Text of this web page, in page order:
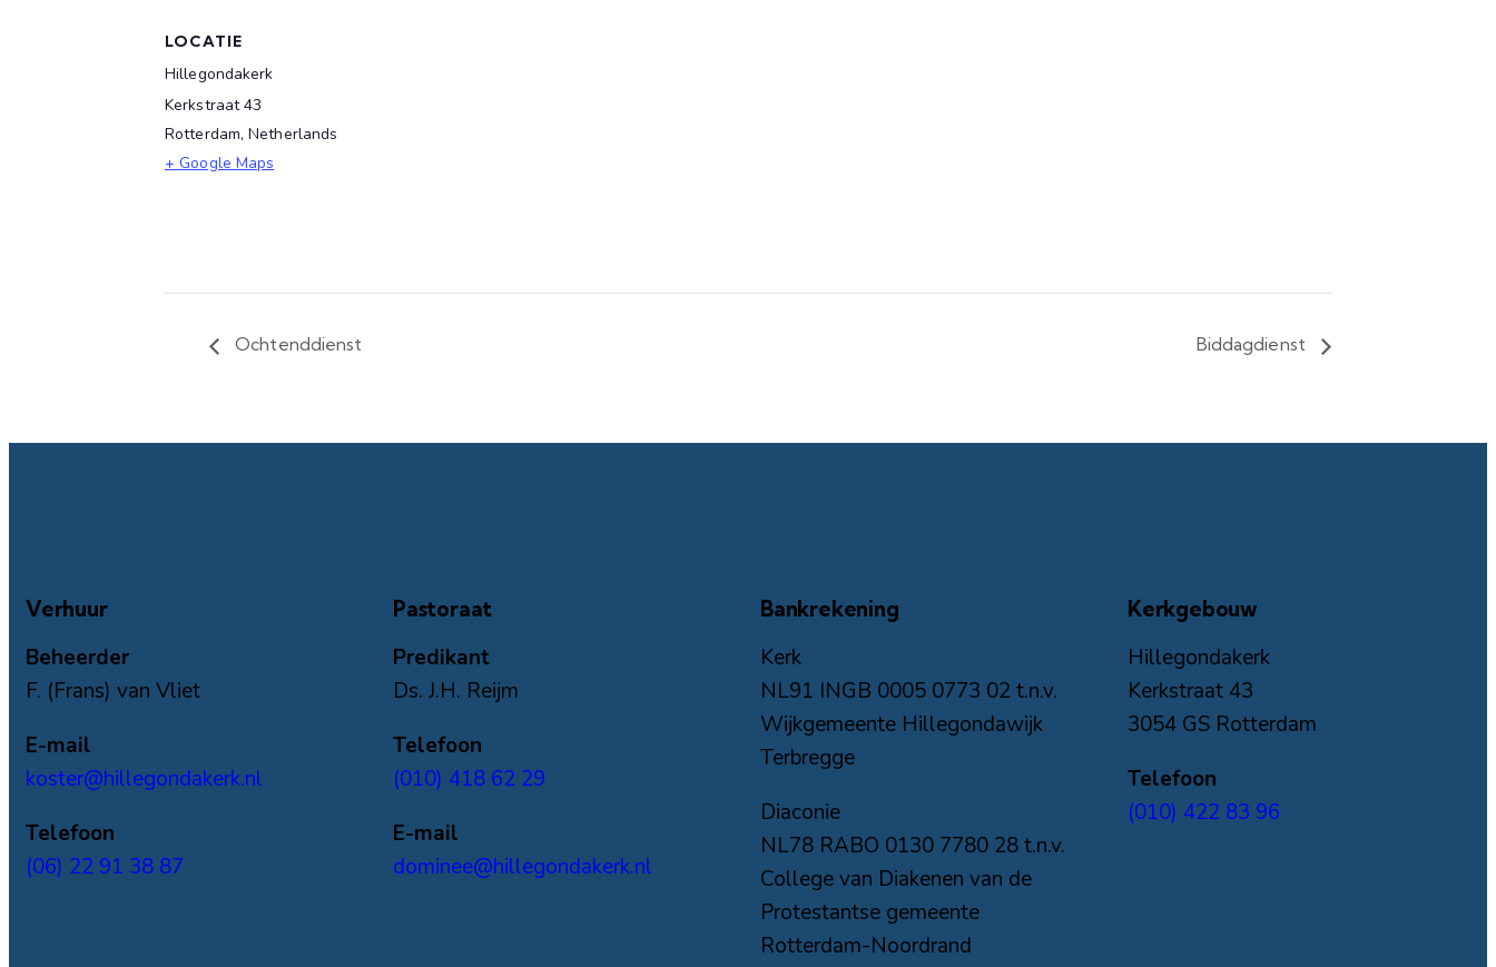
LOCATIE
Hillegondakerk
Kerkstraat 43
Rotterdam, Netherlands
+ Google Maps
Ochtenddienst Biddagdienst
Verhuur
Beheerder
F. (Frans) van Vliet
E-mail
koster@hillegondakerk.nl
Telefoon
(06) 22 91 38 87
Pastoraat
Predikant
Ds. J.H. Reijm
Telefoon
(010) 418 62 29
E-mail
dominee@hillegondakerk.nl
Bankrekening
Kerk
NL91 INGB 0005 0773 02 t.n.v.
Wijkgemeente Hillegondawijk
Terbregge
Diaconie
NL78 RABO 0130 7780 28 t.n.v.
College van Diakenen van de
Protestantse gemeente
Rotterdam-Noordrand
Kerkgebouw
Hillegondakerk
Kerkstraat 43
3054 GS Rotterdam
Telefoon
(010) 422 83 96